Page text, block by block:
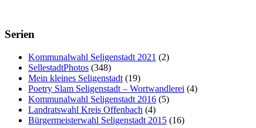
Serien
Kommunalwahl Seligenstadt 2021 (2)
SellestadtPhotos (348)
Mein kleines Seligenstadt (19)
Poetry Slam Seligenstadt – Wortwandlerei (4)
Kommunalwahl Seligenstadt 2016 (5)
Landratswahl Kreis Offenbach (4)
Bürgermeisterwahl Seligenstadt 2015 (16)